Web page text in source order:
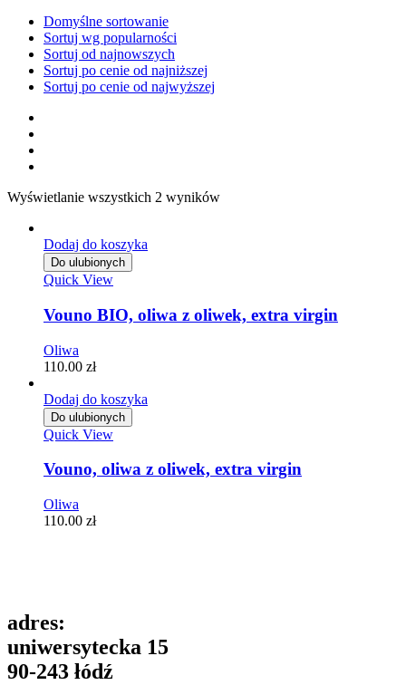
Domyślne sortowanie
Sortuj wg popularności
Sortuj od najnowszych
Sortuj po cenie od najniższej
Sortuj po cenie od najwyższej
Wyświetlanie wszystkich 2 wyników
Dodaj do koszyka
Do ulubionych
Quick View
Vouno BIO, oliwa z oliwek, extra virgin
Oliwa
110.00 zł
Dodaj do koszyka
Do ulubionych
Quick View
Vouno, oliwa z oliwek, extra virgin
Oliwa
110.00 zł
adres:
uniwersytecka 15
90-243 łódź